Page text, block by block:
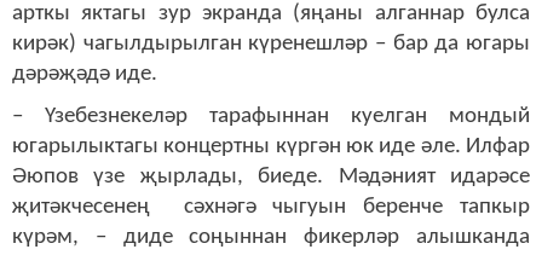
арткы яктагы зур экранда (яңаны алганнар булса
кирәк) чагылдырылган күренешләр – бар да югары
дәрәҗәдә иде.
– Үзебезнекеләр тарафыннан куелган мондый
югарылыктагы концертны күргән юк иде әле. Илфар
Әюпов үзе җырлады, биеде. Мәдәният идарәсе
җитәкчесенең сәхнәгә чыгуын беренче тапкыр
күрәм, – диде соңыннан фикерләр алышканда